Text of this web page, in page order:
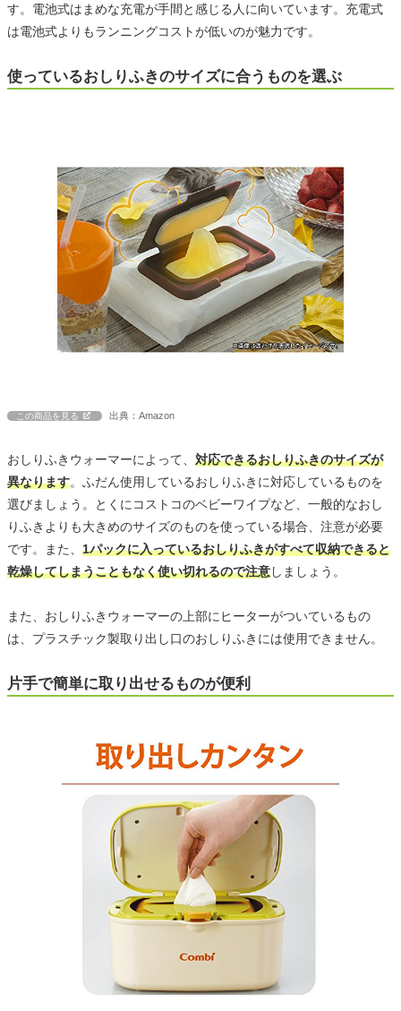
す。電池式はまめな充電が手間と感じる人に向いています。充電式
は電池式よりもランニングコストが低いのが魅力です。
使っているおしりふきのサイズに合うものを選ぶ
この商品を見る 出典：Amazon
おしりふきウォーマーによって、 対応できるおしりふきのサイズが
異なります。ふだん使用しているおしりふきに対応しているものを
選びましょう。とくにコストコのベビーワイプなど、一般的なおし
りふきよりも大きめのサイズのものを使っている場合、注意が必要
です。また、 1パックに入っているおしりふきがすべて収納できると
乾燥してしまうこともなく使い切れるので注意しましょう。
また、おしりふきウォーマーの上部にヒーターがついているもの
は、プラスチック製取り出し口のおしりふきには使用できません。
片手で簡単に取り出せるものが便利